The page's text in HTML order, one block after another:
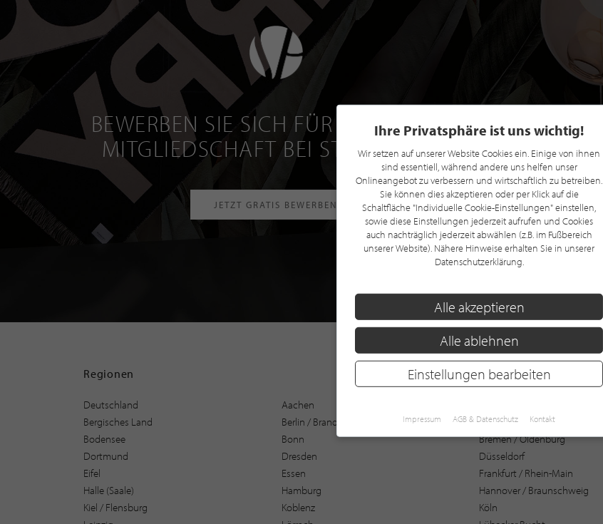
BEWERBEN SIE SICH FÜR EINE GRATIS
MITGLIEDSCHAFT BEI STILPUNKTE®
JETZT GRATIS BEWERBEN
Regionen
Deutschland Aachen
Bergisches Land
Berlin / Brandenburg
Bochum
Bodensee
Bonn
Bremen / Oldenburg
Dortmund
Dresden
Düsseldorf
Eifel
Essen
Frankfurt / Rhein-Main
Halle (Saale)
Hamburg
Hannover / Braunschweig
Kiel / Flensburg
Koblenz
Köln
Ihre Privatsphäre ist uns wichtig!
Wir setzen auf unserer Website Cookies ein. Einige von ihnen
sind essentiell, während andere uns helfen unser
Onlineangebot zu verbessern und wirtschaftlich zu betreiben.
Sie können dies akzeptieren oder per Klick auf die
Schaltfläche "Individuelle Cookie-Einstellungen" einstellen,
sowie diese Einstellungen jederzeit aufrufen und Cookies
auch nachträglich jederzeit abwählen (z.B. im Fußbereich
unserer Website). Nähere Hinweise erhalten Sie in unserer
Datenschutzerklärung.
Alle akzeptieren
Alle ablehnen
Einstellungen bearbeiten
Impressum AGB & Datenschutz Kontakt